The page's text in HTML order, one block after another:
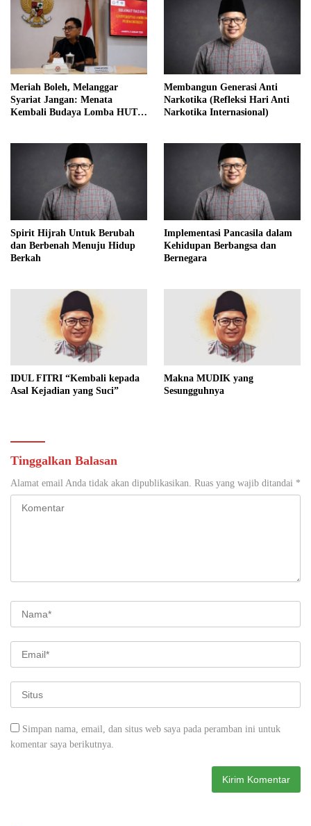
Meriah Boleh, Melanggar
Syariat Jangan: Menata
Kembali Budaya Lomba HUT
Membangun Generasi Anti
Narkotika (Refleksi Hari Anti
Narkotika Internasional)
Spirit Hijrah Untuk Berubah
dan Berbenah Menuju Hidup
Berkah
Implementasi Pancasila dalam
Kehidupan Berbangsa dan
Bernegara
IDUL FITRI “Kembali kepada
Asal Kejadian yang Suci”
Makna MUDIK yang
Sesungguhnya
Tinggalkan Balasan
Alamat email Anda tidak akan dipublikasikan. Ruas yang wajib ditandai *
Simpan nama, email, dan situs web saya pada peramban ini untuk
komentar saya berikutnya.